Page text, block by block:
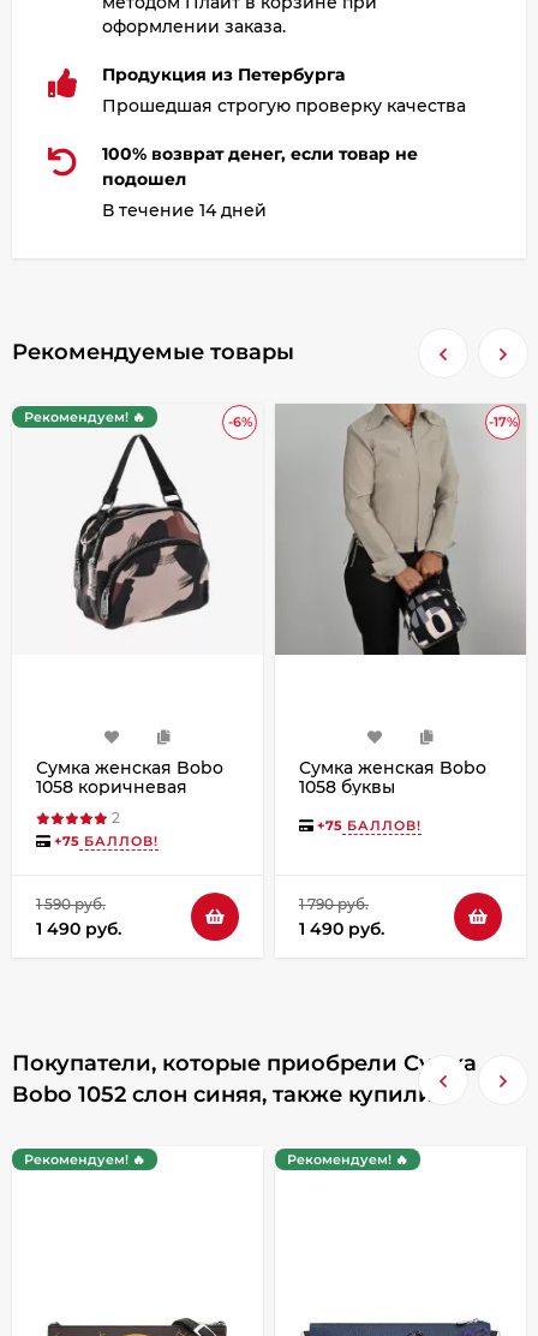
оформлении заказа.
Продукция из Петербурга
Прошедшая строгую проверку качества
100% возврат денег, если товар не
подошел
В течение 14 дней
Рекомендуемые товары
-6%
Рекомендуем! 🔥
Сумка женская Bobo
1058 коричневая
2
+75 БАЛЛОВ!
1 590 руб.
1 490 руб.
-17%
Сумка женская Bobo
1058 буквы
+75 БАЛЛОВ!
1 790 руб.
1 490 руб.
Покупатели, которые приобрели Сумка
Bobo 1052 слон синяя, также купили
Рекомендуем! 🔥 Рекомендуем! 🔥